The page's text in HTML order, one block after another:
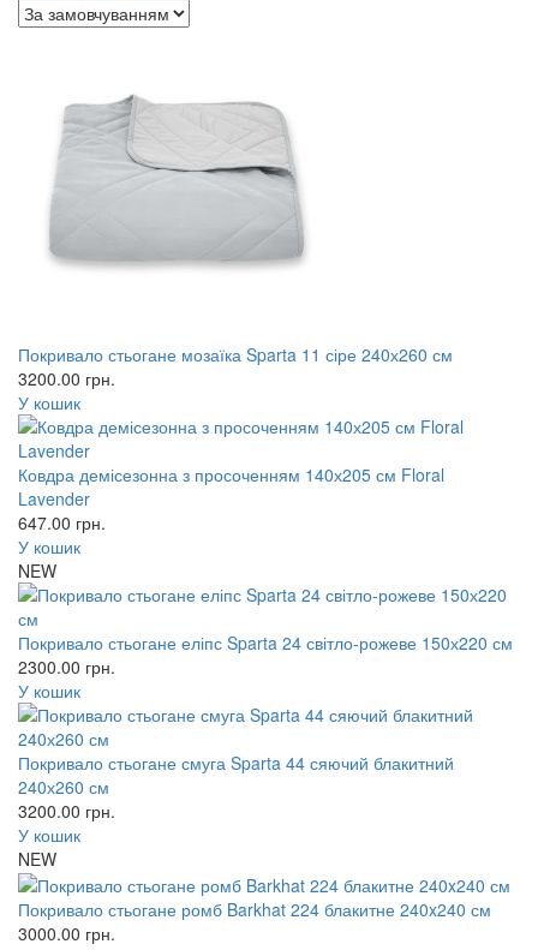
Покривало стьогане мозаїка Sparta 11 сіре 240х260 см
3200.00 грн.
У кошик
Ковдра демісезонна з просоченням 140х205 см Floral
Lavender
647.00 грн.
У кошик
NEW
Покривало стьогане еліпс Sparta 24 світло-рожеве 150х220 см
2300.00 грн.
У кошик
Покривало стьогане смуга Sparta 44 сяючий блакитний
240х260 см
3200.00 грн.
У кошик
NEW
Покривало стьогане ромб Barkhat 224 блакитне 240x240 см
3000.00 грн.